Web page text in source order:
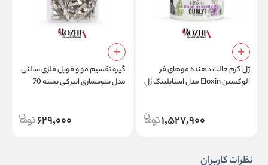
ژل کرم حالت دهنده موهای فر
الوکسین Eloxin مدل استایلینگ ژل
1,527,900
گیره تقسیم مو و فویل فلزی سالنی
مدل سوسماری انبرکی بسته 70
629,000
نظرات کاربران